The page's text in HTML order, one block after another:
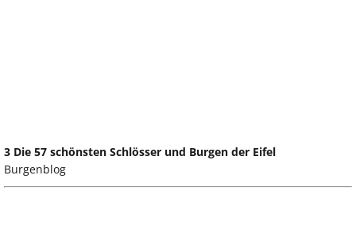
3 Die 57 schönsten Schlösser und Burgen der Eifel
Burgenblog